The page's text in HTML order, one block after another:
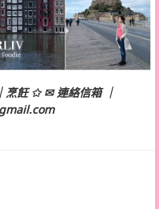
烹飪 ✩ ✉ 連絡信箱 ｜